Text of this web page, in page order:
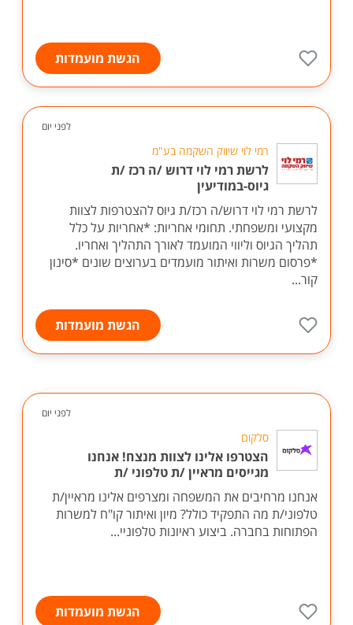
הגשת מועמדות
לפני יום
רמי לוי שיווק השקמה בע"מ
לרשת רמי לוי דרוש /ה רכז /ת
גיוס-במודיעין
לרשת רמי לוי דרוש/ה רכז/ת גיוס להצטרפות לצוות
מקצועי ומשפחתי. תחומי אחריות: *אחריות על כלל
תהליך הגיוס וליווי המועמד לאורך התהליך ואחריו.
*פרסום משרות ואיתור מועמדים בערוצים שונים *סינון
קור...
הגשת מועמדות
לפני יום
סלקום
הצטרפו אלינו לצוות מנצח! אנחנו
מגייסים מראיין /ת טלפוני /ת
אנחנו מרחיבים את המשפחה ומצרפים אלינו מראיין/ת
טלפוני/ת מה התפקיד כולל? מיון ואיתור קו"ח למשרות
הפתוחות בחברה. ביצוע ראיונות טלפוניי...
הגשת מועמדות